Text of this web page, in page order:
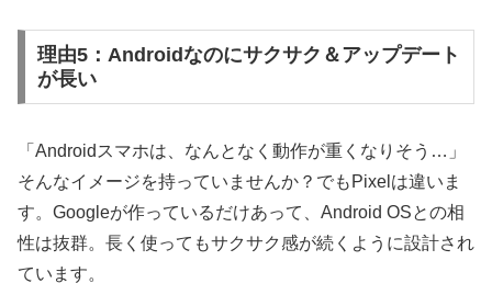
理由5：Androidなのにサクサク＆アップデート
が長い
「Androidスマホは、なんとなく動作が重くなりそう…」
そんなイメージを持っていませんか？でもPixelは違いま
す。Googleが作っているだけあって、Android OSとの相
性は抜群。長く使ってもサクサク感が続くように設計され
ています。